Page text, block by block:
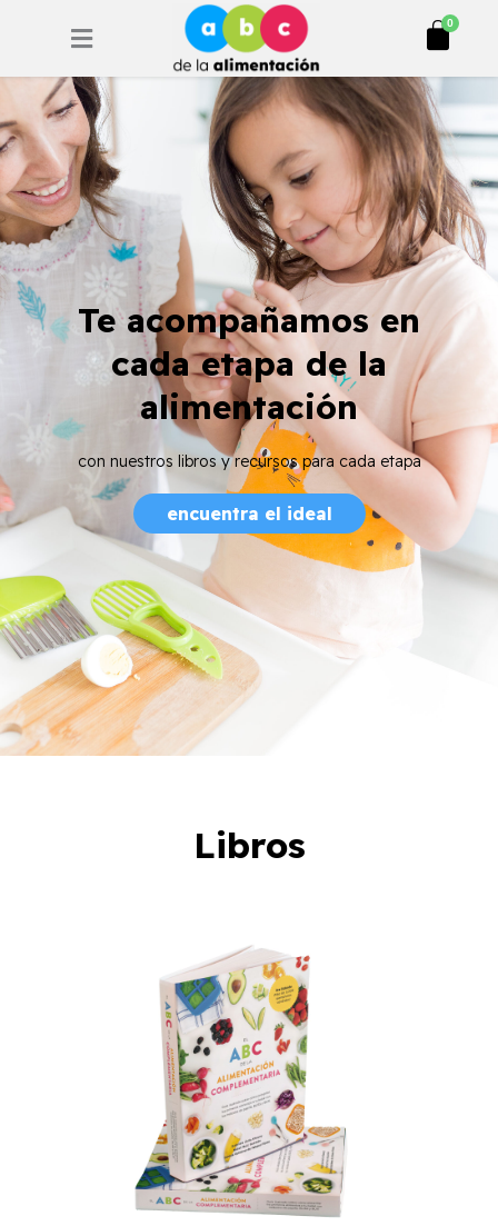
0
Cart
Te acompañamos en
cada etapa de la
alimentación
con nuestros libros y recursos para cada etapa
encuentra el ideal
Libros